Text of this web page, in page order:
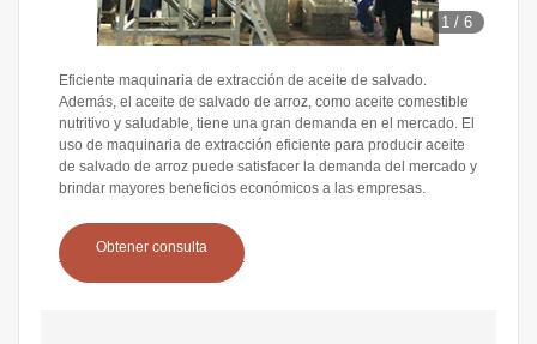
1 /6
Eficiente maquinaria de extracción de aceite de salvado.
Además, el aceite de salvado de arroz, como aceite comestible
nutritivo y saludable, tiene una gran demanda en el mercado. El
uso de maquinaria de extracción eficiente para producir aceite
de salvado de arroz puede satisfacer la demanda del mercado y
brindar mayores beneficios económicos a las empresas.
Obtener consulta